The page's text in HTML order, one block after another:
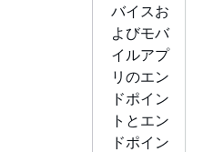
バイスお
よびモバ
イルアプ
リのエン
ドポイン
トとエン
ドポイン